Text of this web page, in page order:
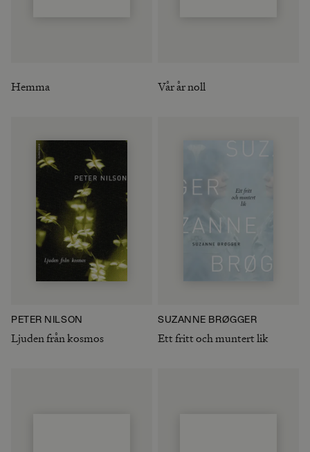
Hemma Vår år noll
PETER NILSON
Ljuden från kosmos
SUZANNE BRØGGER
Ett fritt och muntert lik